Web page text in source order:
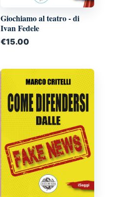
Giochiamo al teatro - di
Ivan Fedele
€15.00